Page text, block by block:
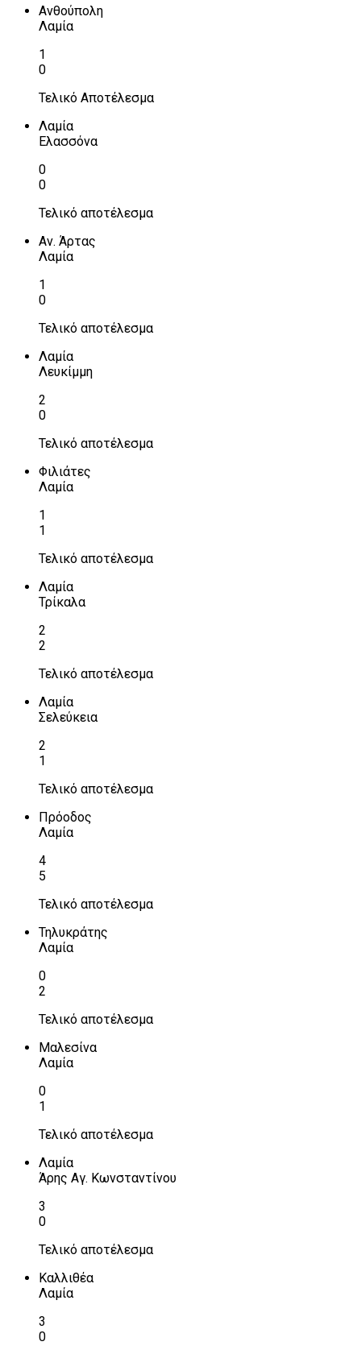
Ανθούπολη
Λαμία
1
0
Τελικό Αποτέλεσμα
Λαμία
Ελασσόνα
0
0
Τελικό αποτέλεσμα
Αν. Άρτας
Λαμία
1
0
Τελικό αποτέλεσμα
Λαμία
Λευκίμμη
2
0
Τελικό αποτέλεσμα
Φιλιάτες
Λαμία
1
1
Τελικό αποτέλεσμα
Λαμία
Τρίκαλα
2
2
Τελικό αποτέλεσμα
Λαμία
Σελεύκεια
2
1
Τελικό αποτέλεσμα
Πρόοδος
Λαμία
4
5
Τελικό αποτέλεσμα
Τηλυκράτης
Λαμία
0
2
Τελικό αποτέλεσμα
Μαλεσίνα
Λαμία
0
1
Τελικό αποτέλεσμα
Λαμία
Άρης Αγ. Κωνσταντίνου
3
0
Τελικό αποτέλεσμα
Καλλιθέα
Λαμία
3
0